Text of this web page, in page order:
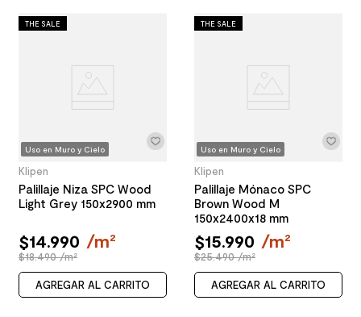
THE SALE
Uso en Muro y Cielo
Klipen
Palillaje Niza SPC Wood
Light Grey 150x2900 mm
$14.990 /m²
$18.490 /m²
AGREGAR AL CARRITO
THE SALE
Uso en Muro y Cielo
Klipen
Palillaje Mónaco SPC
Brown Wood M
150x2400x18 mm
$15.990 /m²
$25.490 /m²
AGREGAR AL CARRITO